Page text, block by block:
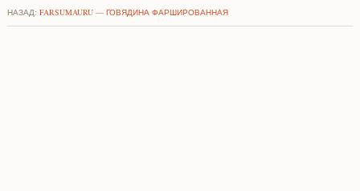
НАЗАД: FARSUMAURU — ГОВЯДИНА ФАРШИРОВАННАЯ